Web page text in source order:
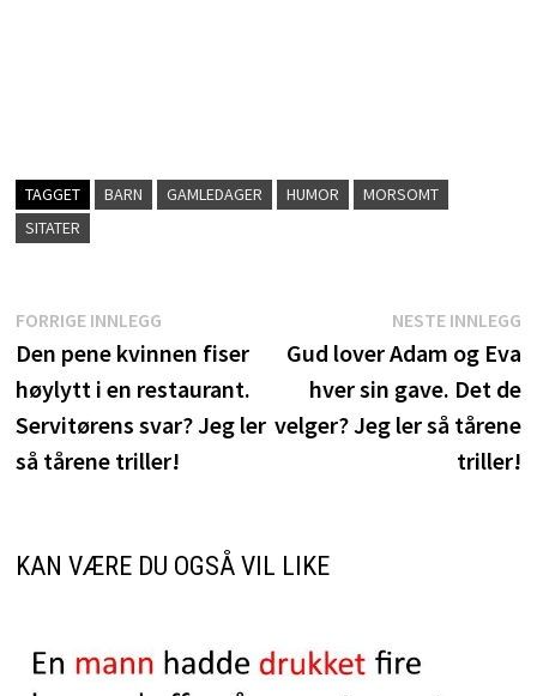
TAGGET BARN GAMLEDAGER HUMOR
MORSOMT
SITATER
Innleggsnavigasjon
FORRIGE INNLEGGForrige
innlegg:
Den pene kvinnen fiser
høylytt i en restaurant.
Servitørens svar? Jeg ler
så tårene triller!
NESTE INNLEGG
Gud lover Adam og Eva
hver sin gave. Det de
velger? Jeg ler så tårene
triller!
KAN VÆRE DU OGSÅ VIL LIKE